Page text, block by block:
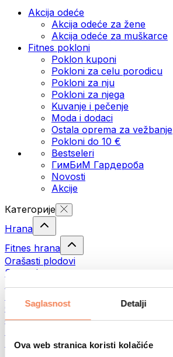
Saglasnost Detalji
Ova web stranica koristi kolačiće
Akcija odeće
Akcija odeće za žene
Akcija odeće za muškarce
Fitnes pokloni
Poklon kuponi
Pokloni za celu porodicu
Pokloni za nju
Pokloni za njega
Kuvanje i pečenje
Moda i dodaci
Ostala oprema za vežbanje
Pokloni do 10 €
Bestseleri
ГимБиМ Гардeробa
Novosti
Akcije
Категорије
Hrana
Fitnes hrana
Orašasti plodovi
Semenke
Namazi i paste
Gotova jela
Јаја
Meso